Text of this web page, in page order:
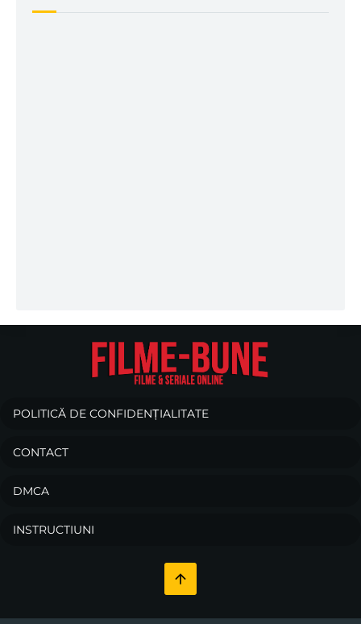
POLITICĂ DE CONFIDENȚIALITATE
CONTACT
DMCA
INSTRUCTIUNI